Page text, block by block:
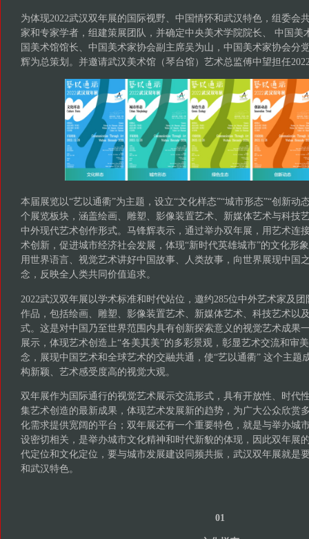
为体现2022武汉双年展的国际视野、中国情怀和武汉特色，组委会
家和专家学者，组建策展团队，并确定中央美术学院院长、 中国美
国美术馆馆长、中国美术家协会副主席吴为山，中国美术家协会分
辉为总策划。 并邀请武汉美术馆（琴台馆）艺术总监傅中望担任
本届展览以“艺以通衢”为主题，设立“文化样态”“城市形态”“创新动
个展览板块，涵盖绘画、雕塑、影像装置艺术、新媒体艺术与科技
中外现代艺术创作形式。马锋辉表示，通过举办双年展，用艺术连
术创新，促进城市经济社会发展，体现“新时代英雄城市”的文化形
用世界语言、视觉艺术讲好中国故事、人类故事，向世界展现中国
念，反映全人类共同价值追求。
2022武汉双年展以学术标准和时代站位，邀约285位中外艺术家及
作品，包括绘画、雕塑、影像装置艺术、新媒体艺术、科技艺术以
式。这是对中国乃至世界范围内具有创新探索意义的视觉艺术成果
展示，体现艺术创造上“各美其美”的多彩景观，彰显艺术交流和审
念，展现中国艺术和全球艺术的交融共通，使“艺以通衢” 这个主题
构新颖、艺术感受度高的视觉大观。
双年展作为国际通行的视觉艺术展示交流形式，具有开放性、时代
集艺术创造的最新成果，体现艺术发展新的趋势，为广大公众欣赏
化需求提供宽阔的平台；双年展还有一个重要特色，就是与举办城
设密切相关，是举办城市文化精神和时代新貌的体现，因此双年展
代定位和文化定位，要与城市发展建设同频共振，武汉双年展就是
和武汉特色。
01